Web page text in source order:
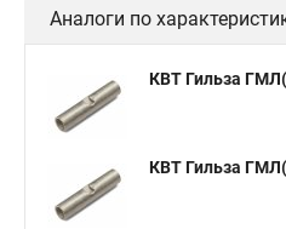
Аналоги по
КВТ Гильза
КВТ Гильза